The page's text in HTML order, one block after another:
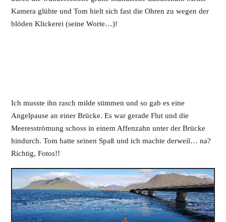
Kamera glühte und Tom hielt sich fast die Ohren zu wegen der
blöden Klickerei (seine Worte…)!
Ich musste ihn rasch milde stimmen und so gab es eine
Angelpause an einer Brücke. Es war gerade Flut und die
Meeresströmung schoss in einem Affenzahn unter der Brücke
hindurch. Tom hatte seinen Spaß und ich machte derweil… na?
Richtig, Fotos!!